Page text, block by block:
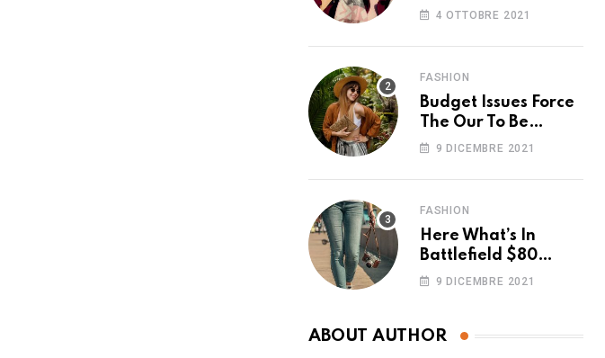
Rider Career
4 OTTOBRE 2021
FASHION
Budget Issues Force
The Our To Be
Cancelled
9 DICEMBRE 2021
FASHION
Here What’s In
Battlefield $80
Deluxe Edition
9 DICEMBRE 2021
ABOUT AUTHOR